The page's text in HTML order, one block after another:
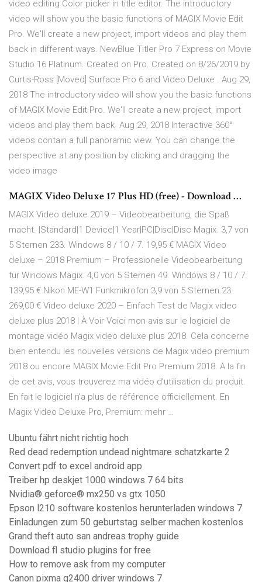
video editing Color picker in title editor. The introductory
video will show you the basic functions of MAGIX Movie Edit
Pro. We'll create a new project, import videos and play them
back in different ways. NewBlue Titler Pro 7 Express on Movie
Studio 16 Platinum. Created on Pro. Created on 8/26/2019 by
Curtis-Ross [Moved] Surface Pro 6 and Video Deluxe . Aug 29,
2018 The introductory video will show you the basic functions
of MAGIX Movie Edit Pro. We'll create a new project, import
videos and play them back Aug 29, 2018 Interactive 360°
videos contain a full panoramic view. You can change the
perspective at any position by clicking and dragging the
video image
MAGIX Video Deluxe 17 Plus HD (free) - Download …
MAGIX Video deluxe 2019 – Videobearbeitung, die Spaß
macht. |Standard|1 Device|1 Year|PC|Disc|Disc Magix. 3,7 von
5 Sternen 233. Windows 8 / 10 / 7. 19,95 € MAGIX Video
deluxe – 2018 Premium – Professionelle Videobearbeitung
für Windows Magix. 4,0 von 5 Sternen 49. Windows 8 / 10 / 7.
139,95 € Nikon ME-W1 Funkmikrofon 3,9 von 5 Sternen 23.
269,00 € Video deluxe 2020 – Einfach Test de Magix video
deluxe plus 2018 | À Voir Voici mon avis sur le logiciel de
montage vidéo Magix video deluxe plus 2018. Cela concerne
bien entendu les nouvelles versions de Magix video premium
2018 ou encore MAGIX Movie Edit Pro Premium 2018. A la fin
de cet avis, vous trouverez ma vidéo d’utilisation du produit.
En fait le logiciel n’a plus de référence officiellement. En
Magix Video Deluxe Pro, Premium: mehr …
Ubuntu fährt nicht richtig hoch
Red dead redemption undead nightmare schatzkarte 2
Convert pdf to excel android app
Treiber hp deskjet 1000 windows 7 64 bits
Nvidia® geforce® mx250 vs gtx 1050
Epson l210 software kostenlos herunterladen windows 7
Einladungen zum 50 geburtstag selber machen kostenlos
Grand theft auto san andreas trophy guide
Download fl studio plugins for free
How to remove ask from my computer
Canon pixma g2400 driver windows 7